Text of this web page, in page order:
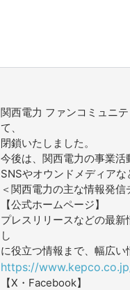
関西電力 ファンコミュニ
て、
閉鎖いたしました。
今後は、関西電力の事業
SNSやオウンドメディアな
＜関西電力の主な情報発
【公式ホームページ】
プレスリリースなどの最
し
に役立つ情報まで、幅広い
https://
【X・Facebook】